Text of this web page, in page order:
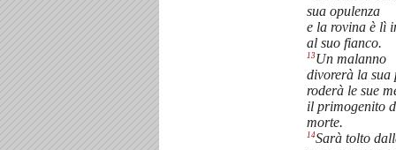
sua opulenza
e la rovina è lì
al suo fianco.
13Un malanno
divorerà la sua
roderà le sue
il primogenito
morte.
14Sarà tolto